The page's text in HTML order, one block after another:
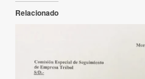
Relacionado